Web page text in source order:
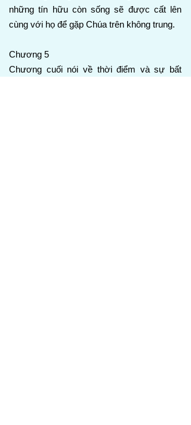
những tín hữu còn sống sẽ được cất lên
cùng với họ để gặp Chúa trên không trung.
Chương 5
Chương cuối nói về thời điểm và sự bất